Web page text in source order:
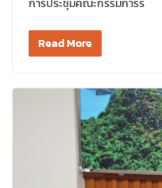
การประชุมคณะกรรมการร
Read More